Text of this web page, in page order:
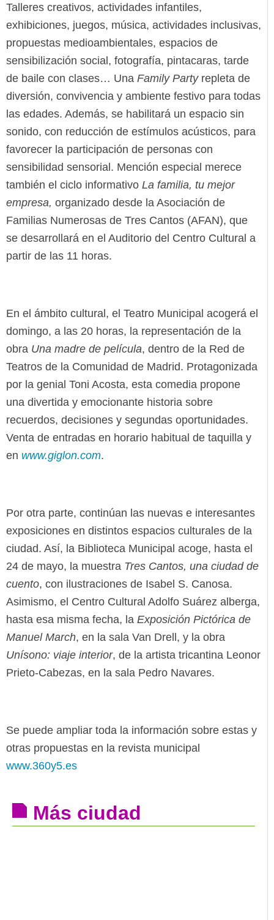
Talleres creativos, actividades infantiles,
exhibiciones, juegos, música, actividades inclusivas,
propuestas medioambientales, espacios de
sensibilización social, fotografía, pintacaras, tarde
de baile con clases… Una Family Partyrepleta de
diversión, convivencia y ambiente festivo para todas
las edades. Además, se habilitará un espacio sin
sonido, con reducción de estímulos acústicos, para
favorecer la participación de personas con
sensibilidad sensorial. Mención especial merece
también el ciclo informativo La familia, tu mejor
empresa, organizado desde la Asociación de
Familias Numerosas de Tres Cantos (AFAN), que
se desarrollará en el Auditorio del Centro Cultural a
partir de las 11 horas.
En el ámbito cultural, el Teatro Municipal acogerá el
domingo, a las 20 horas, la representación de la
obra Una madre de película, dentro de la Red de
Teatros de la Comunidad de Madrid. Protagonizada
por la genial Toni Acosta, esta comedia propone
una divertida y emocionante historia sobre
recuerdos, decisiones y segundas oportunidades.
Venta de entradas en horario habitual de taquilla y
en www.giglon.com.
Por otra parte, continúan las nuevas e interesantes
exposiciones en distintos espacios culturales de la
ciudad. Así, la Biblioteca Municipal acoge, hasta el
24 de mayo, la muestra Tres Cantos, una ciudad de
cuento, con ilustraciones de Isabel S. Canosa.
Asimismo, el Centro Cultural Adolfo Suárez alberga,
hasta esa misma fecha, la Exposición Pictórica de
Manuel March, en la sala Van Drell, y la obra
Unísono: viaje interior, de la artista tricantina Leonor
Prieto-Cabezas, en la sala Pedro Navares.
Se puede ampliar toda la información sobre estas y
otras propuestas en la revista municipal
www.360y5.es
Más ciudad